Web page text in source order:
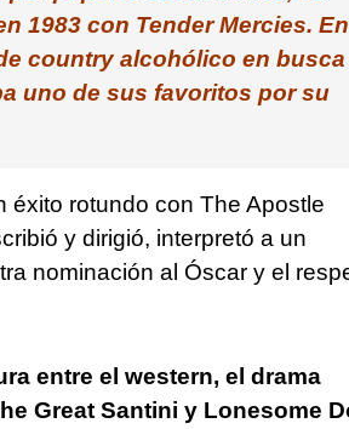
1983 con Tender Mercies. En
country alcohólico en busca
uno de sus favoritos por su
éxito rotundo con The Apostle
y dirigió, interpretó a un
nominación al Óscar y el
entre el western, el drama
Great Santini y Lonesome